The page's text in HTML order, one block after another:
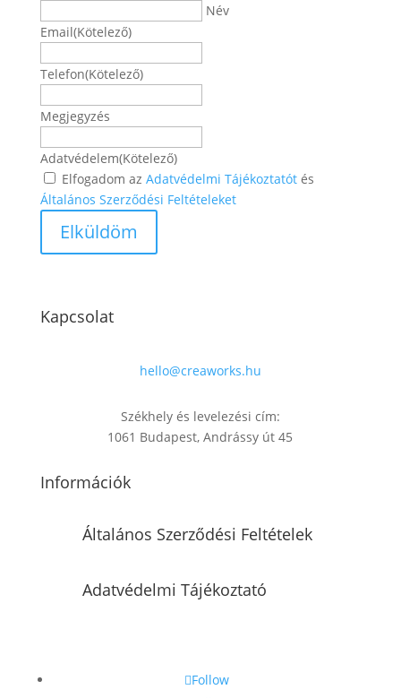
Név
Email(Kötelező)
Telefon(Kötelező)
Megjegyzés
Adatvédelem(Kötelező)
Elfogadom az Adatvédelmi Tájékoztatótés
Általános Szerződési Feltételeket
Kapcsolat
hello@creaworks.hu
Székhely és levelezési cím:
1061 Budapest, Andrássy út 45
Információk
Általános Szerződési Feltételek
Adatvédelmi Tájékoztató
Follow